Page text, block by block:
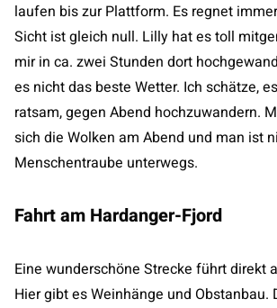
laufen bis zur Plattform. Es regnet
Sicht ist gleich null. Lilly hat es toll
mir in ca. zwei Stunden dort
es nicht das beste Wetter. Ich schätze,
ratsam, gegen Abend hochzuwandern.
sich die Wolken am Abend und man ist
Menschentraube unterwegs.
Fahrt am Hardanger-Fjord
Eine wunderschöne Strecke führt direkt
Hier gibt es Weinhänge und Obstanbau.